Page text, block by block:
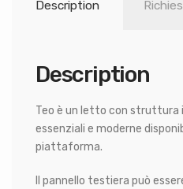
Description
Description
Teo è un letto con struttura
essenziali e moderne
piattaforma.
Il pannello testiera può